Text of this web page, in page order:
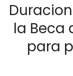
la Beca
para